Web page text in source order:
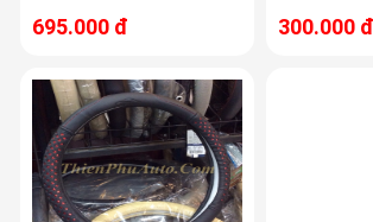
695.000 đ 300.000 đ